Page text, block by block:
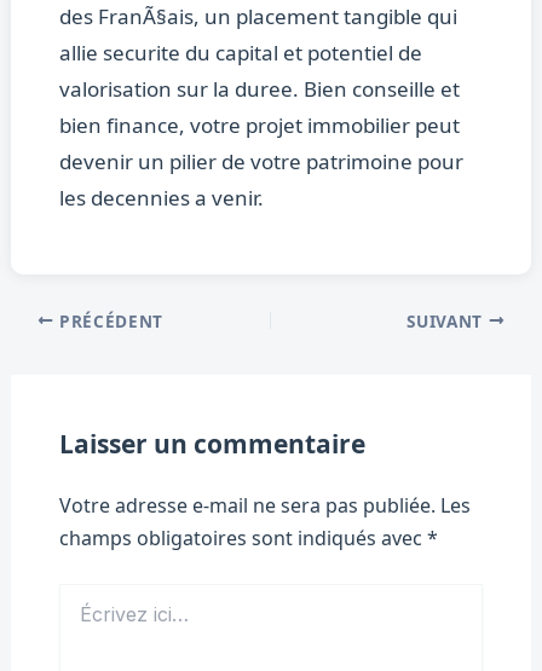
des FranÃ§ais, un placement tangible qui
allie securite du capital et potentiel de
valorisation sur la duree. Bien conseille et
bien finance, votre projet immobilier peut
devenir un pilier de votre patrimoine pour
les decennies a venir.
PRÉCÉDENT SUIVANT
Laisser un commentaire
Votre adresse e-mail ne sera pas publiée. Les
champs obligatoires sont indiqués avec *
ici…